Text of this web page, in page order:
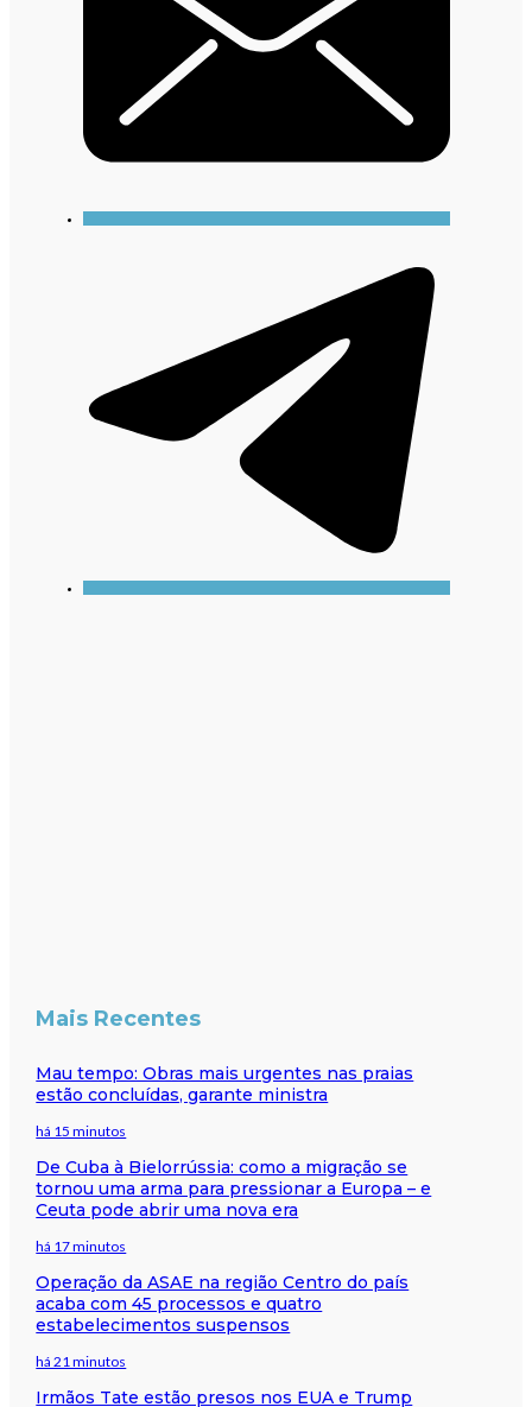
Mais Recentes
Mau tempo: Obras mais urgentes nas praias
estão concluídas, garante ministra
há 15 minutos
De Cuba à Bielorrússia: como a migração se
tornou uma arma para pressionar a Europa – e
Ceuta pode abrir uma nova era
há 17 minutos
Operação da ASAE na região Centro do país
acaba com 45 processos e quatro
estabelecimentos suspensos
há 21 minutos
Irmãos Tate estão presos nos EUA e Trump